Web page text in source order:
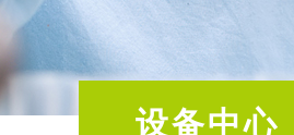
设备中心